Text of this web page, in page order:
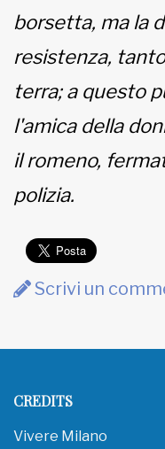
www.viveremilano.info
Bernardis
Imbonati, 89 20159
Informativa sulla privacy
borsetta, ma la
resistenza,
terra; a questo
l'amica della
il romeno,
polizia.
Scrivi un
CREDITS
Vivere Milano